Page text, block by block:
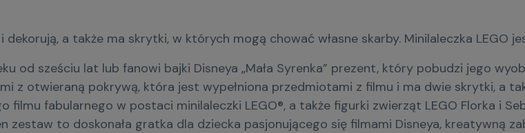
a także ma skrytki, w których mogą chować własne skarby. Minilaleczka
od sześciu lat lub fanowi bajki Disneya „Mała Syrenka” prezent, który pobudzi jego
z otwieraną pokrywą, która jest wypełniona przedmiotami z filmu i ma dwie skrytki, a
filmu fabularnego w postaci minilaleczki LEGO®, a także figurki zwierząt LEGO Florka i
to doskonała gratka dla dziecka pasjonującego się filmami Disneya, kreatywną